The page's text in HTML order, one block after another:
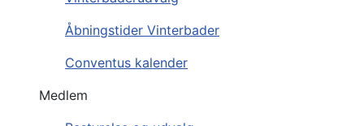
Åbningstider Vinterbader
Conventus kalender
Medlem